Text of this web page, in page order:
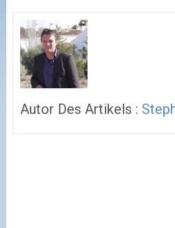
Autor Des Artikels :